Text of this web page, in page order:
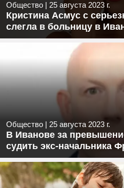
Общество | 25 августа 2023 г.
Кристина Асмус с
слегла в больницу в
Общество | 25 августа 2023 г.
В Иванове за
судить экс-начальника